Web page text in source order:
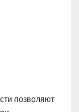
позволяют